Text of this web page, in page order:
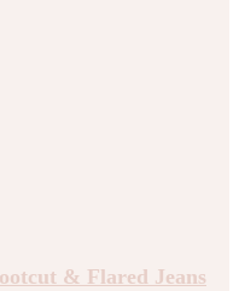
& Flared Jeans